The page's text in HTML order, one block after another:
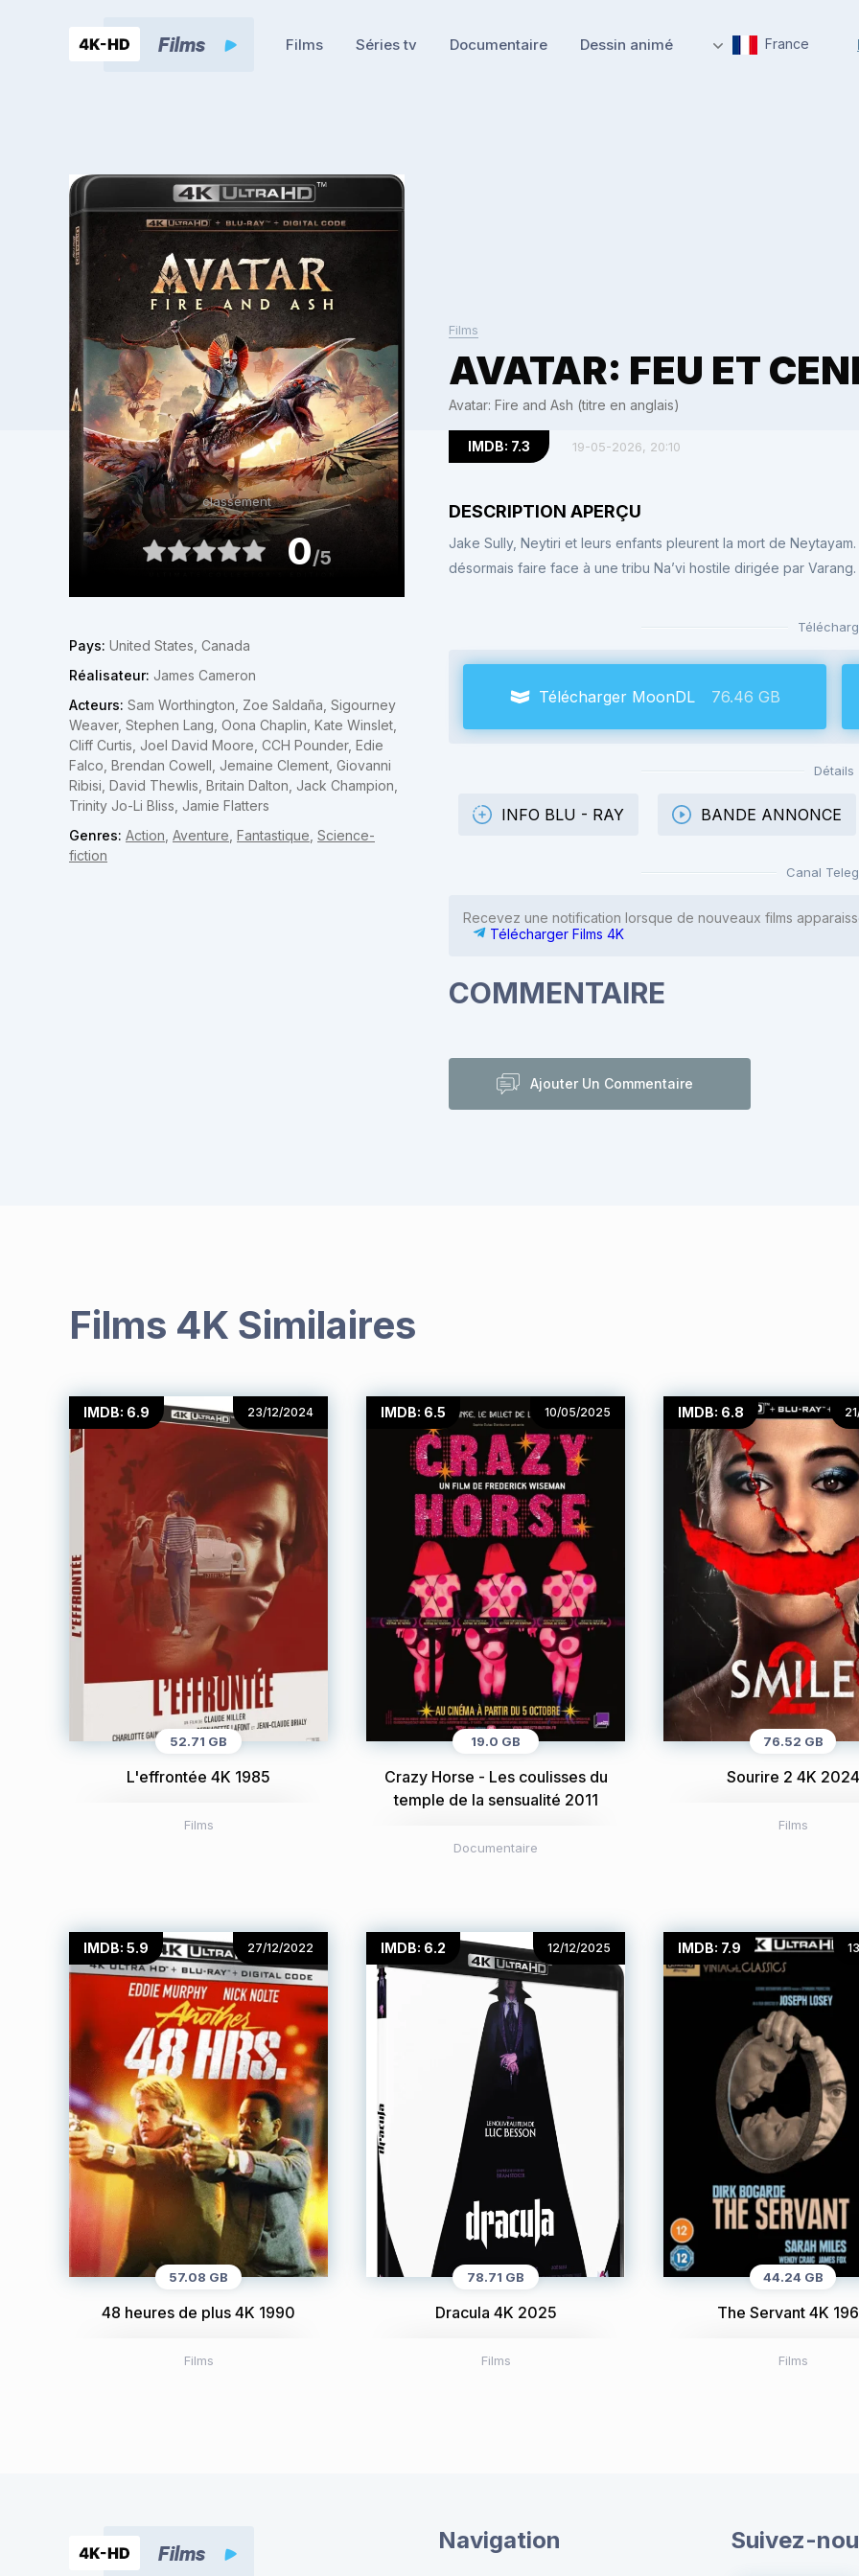
Films Séries tv Documentaire Dessin animé France
classement
0/5
Pays: United States, Canada
Réalisateur: James Cameron
Acteurs: Sam Worthington, Zoe Saldaña, Sigourney
Weaver, Stephen Lang, Oona Chaplin, Kate Winslet,
Cliff Curtis, Joel David Moore, CCH Pounder, Edie
Falco, Brendan Cowell, Jemaine Clement, Giovanni
Ribisi, David Thewlis, Britain Dalton, Jack Champion,
Trinity Jo-Li Bliss, Jamie Flatters
Genres: Action Aventure Fantastique Science-
fiction
Films
AVATAR: FEU ET
Avatar: Fire and Ash (titre en anglais)
IMDB: 7.3 19-05-2026, 20:10
DESCRIPTION APERÇU
Jake Sully, Neytiri et leurs enfants pleurent la mort de
désormais faire face à une tribu Na’vi hostile dirigée par Varang.
Télécharger MoonDL 76.46 GB
Détails
INFO BLU - RAY BANDE ANNONCE
Canal
Recevez une notification lorsque de nouveaux films
Télécharger Films 4K
COMMENTAIRE
Ajouter Un Commentaire
Films 4K Similaires
IMDB: 6.9 23/12/2024
52.71 GB
L'effrontée 4K 1985
Films
IMDB: 6.5 10/05/2025
19.0 GB
Crazy Horse - Les coulisses du
temple de la sensualité 2011
Documentaire
IMDB: 6.8
76.52 GB
Sourire 2 4K 2024
Films
IMDB: 5.9 27/12/2022
57.08 GB
48 heures de plus 4K 1990
Films
IMDB: 6.2 12/12/2025
78.71 GB
Dracula 4K 2025
Films
IMDB: 7.9
44.24 GB
The Servant 4K
Films
Navigation Suivez-